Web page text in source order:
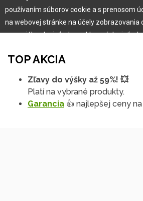
Garancia najlepšej ceny
Užívateľský manuál
Reklamácia
TOP AKCIA
Zľavy do výšky až 59%! 💥
Platí na vybrané produkty.
Garancia 👍 najlepšej ceny
používaním súborov cookie a s prenosom
na webovej stránke na účely zobrazovania
na sociálnych sieťach a reklamných
Viac informácií
Na našich webových stránkach
Rozumiem